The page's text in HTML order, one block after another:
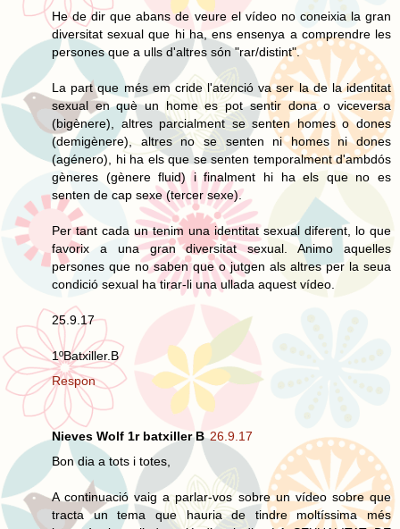
He de dir que abans de veure el vídeo no coneixia la gran
diversitat sexual que hi ha, ens ensenya a comprendre les
persones que a ulls d'altres són "rar/distint".
La part que més em cride l'atenció va ser la de la identitat
sexual en què un home es pot sentir dona o viceversa
(bigènere), altres parcialment se senten homes o dones
(demigènere), altres no se senten ni homes ni dones
(agénero), hi ha els que se senten temporalment d'ambdós
gèneres (gènere fluid) i finalment hi ha els que no es
senten de cap sexe (tercer sexe).
Per tant cada un tenim una identitat sexual diferent, lo que
favorix a una gran diversitat sexual. Animo aquelles
persones que no saben que o jutgen als altres per la seua
condició sexual ha tirar-li una ullada aquest vídeo.
25.9.17
1ºBatxiller.B
Respon
Nieves Wolf 1r batxiller B 26.9.17
Bon dia a tots i totes,
A continuació vaig a parlar-vos sobre un vídeo sobre que
tracta un tema que hauria de tindre moltíssima més